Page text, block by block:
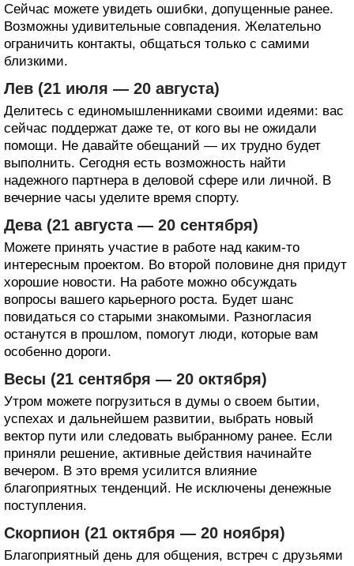
Сейчас можете увидеть ошибки, допущенные ранее.
Возможны удивительные совпадения. Желательно
ограничить контакты, общаться только с самими
близкими.
Лев (21 июля — 20 августа)
Делитесь с единомышленниками своими идеями: вас
сейчас поддержат даже те, от кого вы не ожидали
помощи. Не давайте обещаний — их трудно будет
выполнить. Сегодня есть возможность найти
надежного партнера в деловой сфере или личной. В
вечерние часы уделите время спорту.
Дева (21 августа — 20 сентября)
Можете принять участие в работе над каким-то
интересным проектом. Во второй половине дня придут
хорошие новости. На работе можно обсуждать
вопросы вашего карьерного роста. Будет шанс
повидаться со старыми знакомыми. Разногласия
останутся в прошлом, помогут люди, которые вам
особенно дороги.
Весы (21 сентября — 20 октября)
Утром можете погрузиться в думы о своем бытии,
успехах и дальнейшем развитии, выбрать новый
вектор пути или следовать выбранному ранее. Если
приняли решение, активные действия начинайте
вечером. В это время усилится влияние
благоприятных тенденций. Не исключены денежные
поступления.
Скорпион (21 октября — 20 ноября)
Благоприятный день для общения, встреч с друзьями